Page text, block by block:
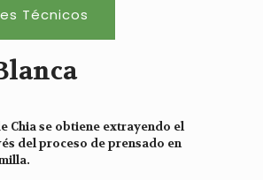
Técnicos
Chia se obtiene extrayendo el
del proceso de prensado en